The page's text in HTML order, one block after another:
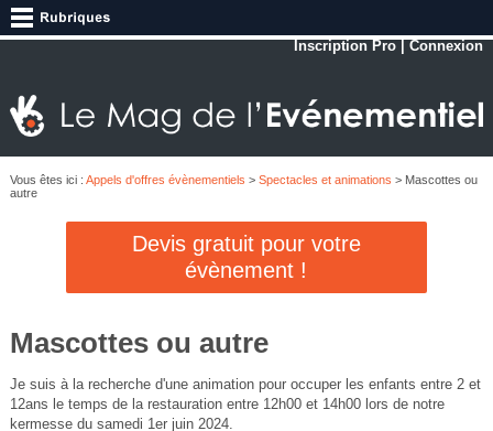
Inscription Pro |Connexion
Vous êtes ici : Appels d'offres évènementiels > Spectacles et animations > Mascottes ou
autre
Devis gratuit pour votre
évènement !
Mascottes ou autre
Je suis à la recherche d'une animation pour occuper les enfants entre 2 et
12ans le temps de la restauration entre 12h00 et 14h00 lors de notre
kermesse du samedi 1er juin 2024.